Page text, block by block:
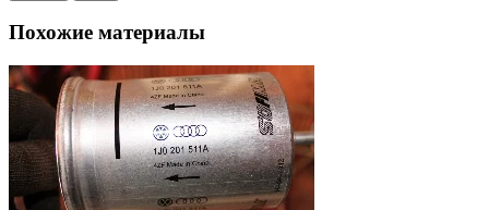
Похожие материалы